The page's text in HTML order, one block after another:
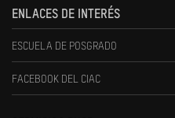
ENLACES DE INTERÉS
ESCUELA DE POSGRADO
FACEBOOK DEL CIAC